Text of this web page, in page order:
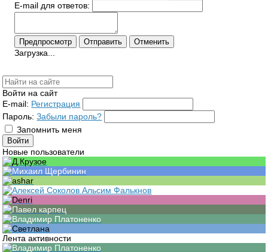
E-mail для ответов:
Загрузка...
Войти на сайт
E-mail: Регистрация
Пароль: Забыли пароль?
Запомнить меня
Новые пользователи
Лента активности